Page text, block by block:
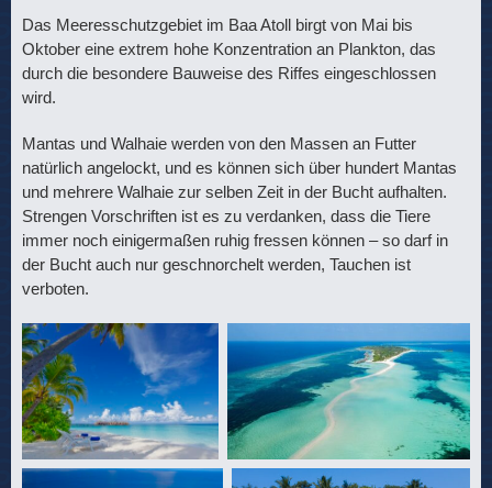
Das Meeresschutzgebiet im Baa Atoll birgt von Mai bis
Oktober eine extrem hohe Konzentration an Plankton, das
durch die besondere Bauweise des Riffes eingeschlossen
wird.
Mantas und Walhaie werden von den Massen an Futter
natürlich angelockt, und es können sich über hundert Mantas
und mehrere Walhaie zur selben Zeit in der Bucht aufhalten.
Strengen Vorschriften ist es zu verdanken, dass die Tiere
immer noch einigermaßen ruhig fressen können – so darf in
der Bucht auch nur geschnorchelt werden, Tauchen ist
verboten.